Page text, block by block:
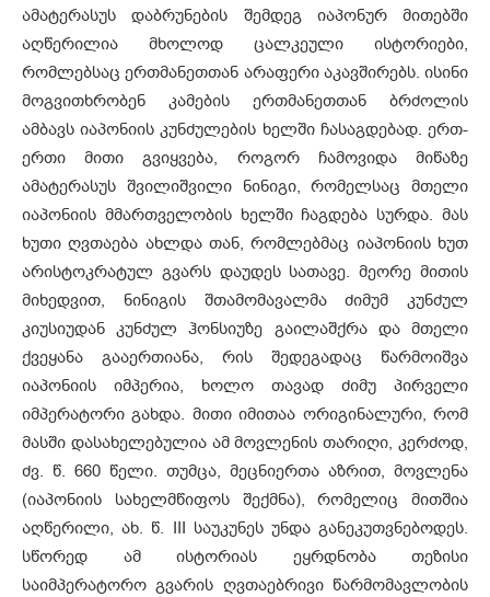
ამატერასუს დაბრუნების შემდეგ იაპონურ მითებში
აღწერილია მხოლოდ ცალკეული ისტორიები,
რომლებსაც ერთმანეთთან არაფერი აკავშირებს. ისინი
მოგვითხრობენ კამების ერთმანეთთან ბრძოლის
ამბავს იაპონიის კუნძულების ხელში ჩასაგდებად. ერთ-
ერთი მითი გვიყვება, როგორ ჩამოვიდა მიწაზე
ამატერასუს შვილიშვილი ნინიგი, რომელსაც მთელი
იაპონიის მმართველობის ხელში ჩაგდება სურდა. მას
ხუთი ღვთაება ახლდა თან, რომლებმაც იაპონიის ხუთ
არისტოკრატულ გვარს დაუდეს სათავე. მეორე მითის
მიხედვით, ნინიგის შთამომავალმა ძიმუმ კუნძულ
კიუსიუდან კუნძულ ჰონსიუზე გაილაშქრა და მთელი
ქვეყანა გააერთიანა, რის შედეგადაც წარმოიშვა
იაპონიის იმპერია, ხოლო თავად ძიმუ პირველი
იმპერატორი გახდა. მითი იმითაა ორიგინალური, რომ
მასში დასახელებულია ამ მოვლენის თარიღი, კერძოდ,
ძვ. წ. 660 წელი. თუმცა, მეცნიერთა აზრით, მოვლენა
(იაპონიის სახელმწიფოს შექმნა), რომელიც მითშია
აღწერილი, ახ. წ. III საუკუნეს უნდა განეკუთვნებოდეს.
სწორედ ამ ისტორიას ეყრდნობა თეზისი
საიმპერატორო გვარის ღვთაებრივი წარმომავლობის